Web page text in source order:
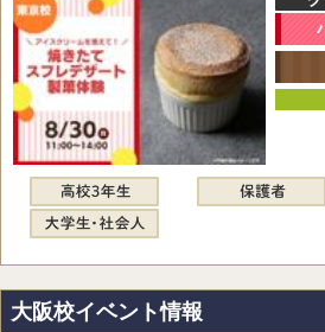
大阪校イベント情報